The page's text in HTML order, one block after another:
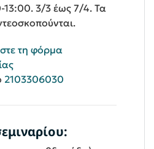
13:00. 3/3 έως 7/4. Τα
τη φόρμα
2103306030